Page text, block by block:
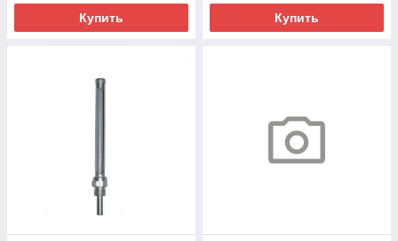
Купить Купить